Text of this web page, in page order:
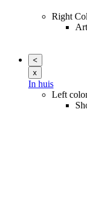
Right
<
x
In huis
Left